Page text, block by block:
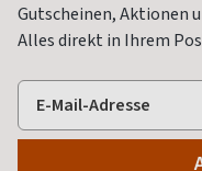
Gutscheinen, Aktionen
Alles direkt in Ihrem